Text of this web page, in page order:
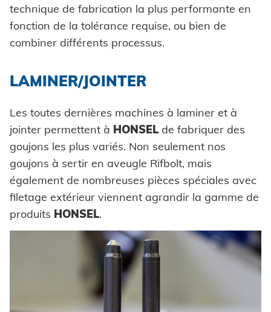
technique de fabrication la plus performante en
fonction de la tolérance requise, ou bien de
combiner différents processus.
LAMINER/JOINTER
Les toutes dernières machines à laminer et à
jointer permettent à HONSEL de fabriquer des
goujons les plus variés. Non seulement nos
goujons à sertir en aveugle Rifbolt, mais
également de nombreuses pièces spéciales avec
filetage extérieur viennent agrandir la gamme de
produits HONSEL.